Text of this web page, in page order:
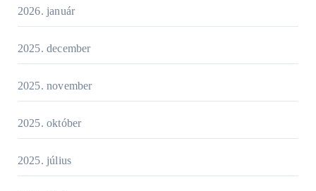
2026. január
2025. december
2025. november
2025. október
2025. július